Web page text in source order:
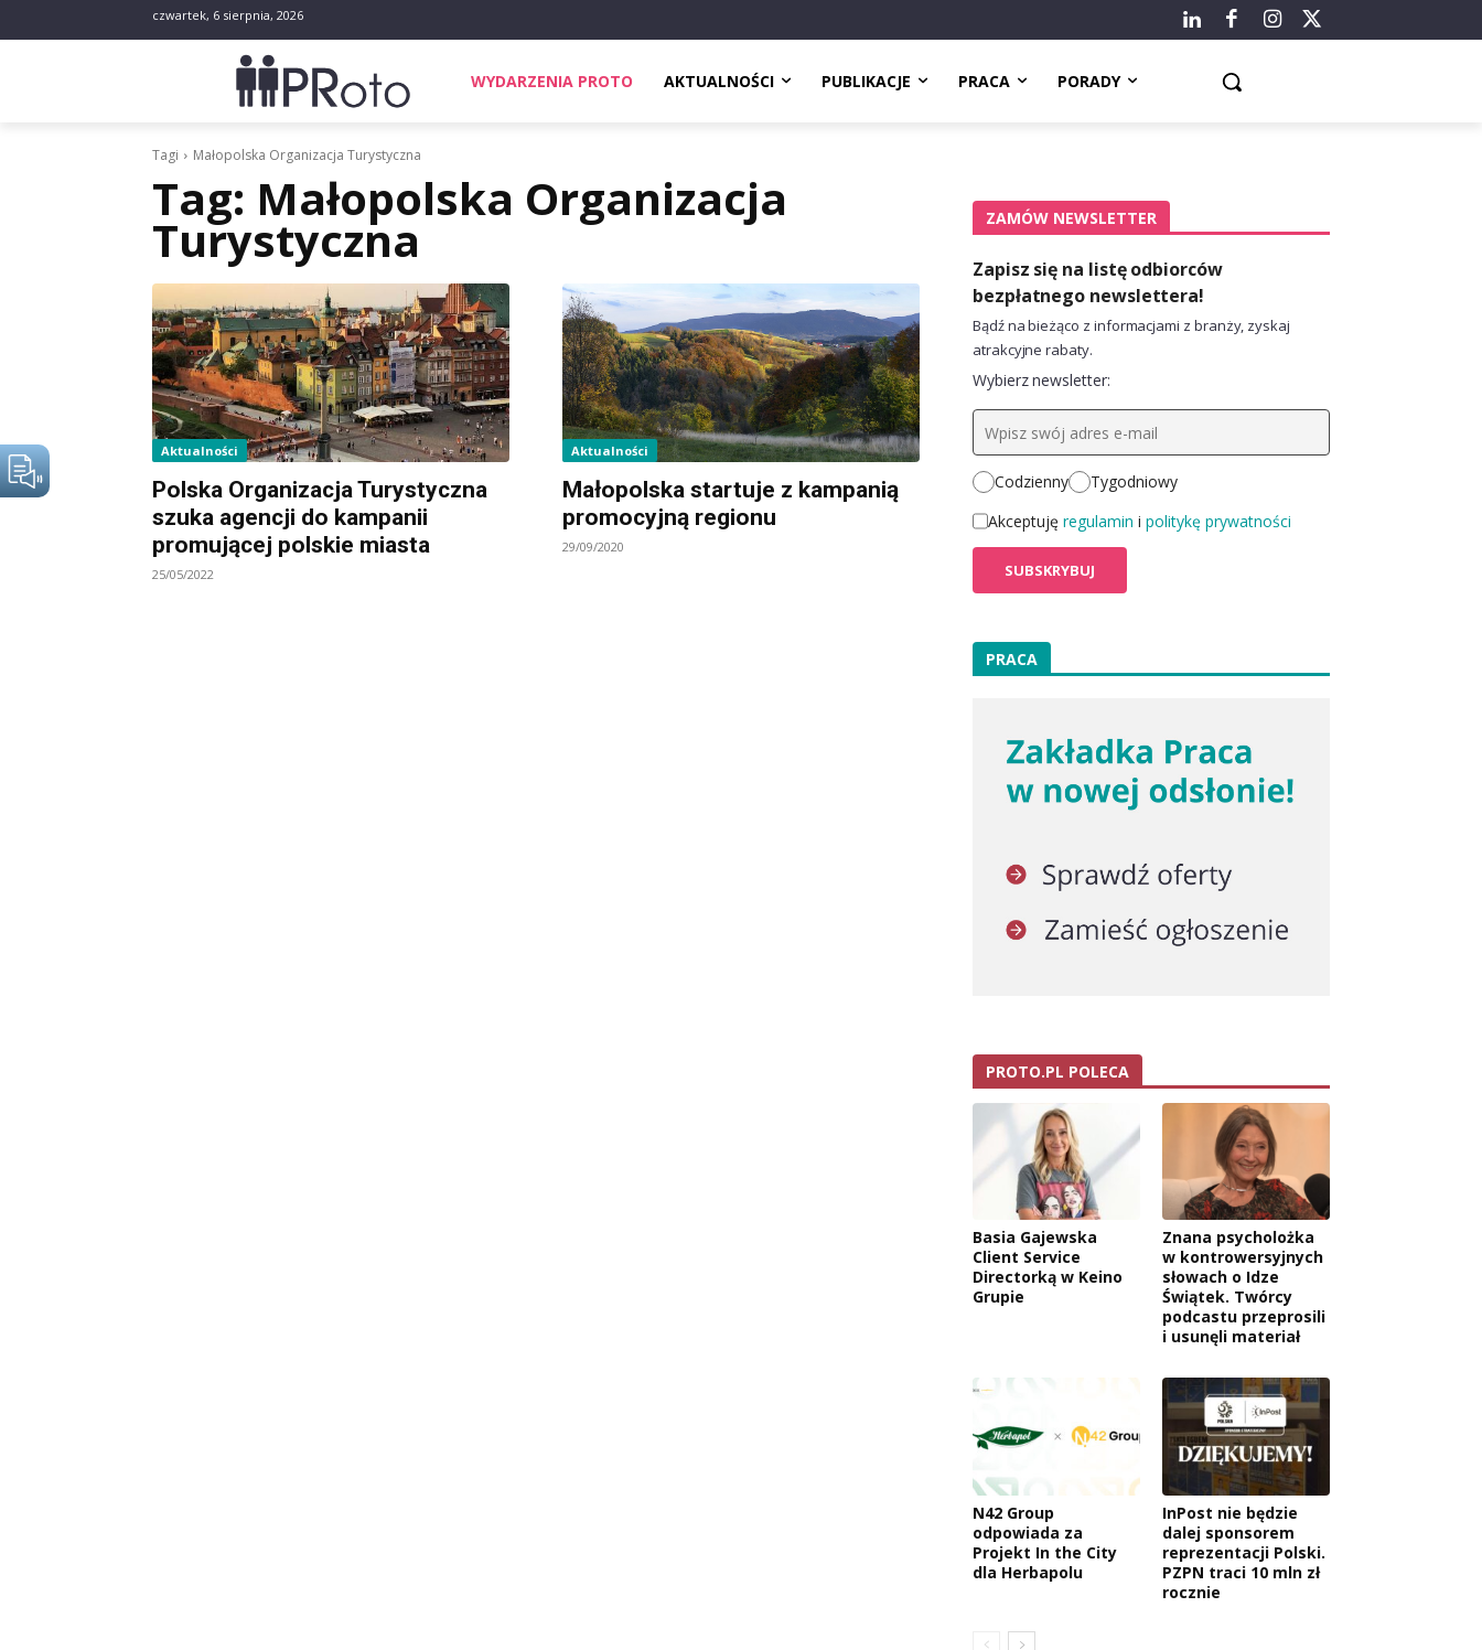
czwartek, 6 sierpnia, 2026
WYDARZENIA PROTO AKTUALNOŚCI PUBLIKACJE PRACA PORADY
Tagi Małopolska Organizacja Turystyczna
Tag: Małopolska Organizacja
Turystyczna
Aktualności
Polska Organizacja Turystyczna
szuka agencji do kampanii
promującej polskie miasta
25/05/2022
Aktualności
Małopolska startuje z kampanią
promocyjną regionu
29/09/2020
ZAMÓW NEWSLETTER
Zapisz się na listę odbiorców
bezpłatnego newslettera!
Bądź na bieżąco z informacjami z branży, zyskaj
atrakcyjne rabaty.
Wybierz newsletter:
Codzienny
Tygodniowy
Akceptuję regulamin i politykę prywatności
PRACA
PROTO.PL POLECA
Basia Gajewska
Client Service
Directorką w Keino
Grupie
Znana psycholożka
w kontrowersyjnych
słowach o Idze
Świątek. Twórcy
podcastu przeprosili
i usunęli materiał
N42 Group
odpowiada za
Projekt In the City
dla Herbapolu
InPost nie będzie
dalej sponsorem
reprezentacji Polski.
PZPN traci 10 mln zł
rocznie